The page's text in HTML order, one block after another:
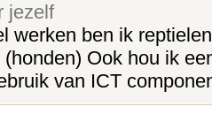
jezelf
werken ben ik
Ook hou ik
van ICT